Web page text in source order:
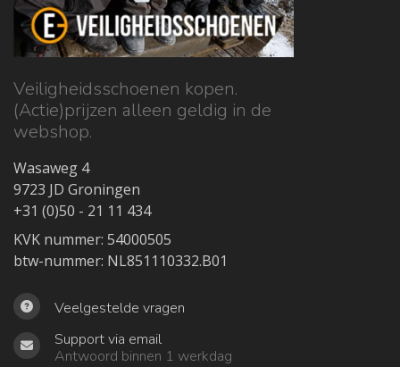
Veiligheidsschoenen kopen.
(Actie)prijzen alleen geldig in de
webshop.
Wasaweg 4
9723 JD Groningen
+31 (0)50 - 21 11 434
KVK nummer: 54000505
btw-nummer: NL851110332.B01
Veelgestelde vragen
Support via email
Antwoord binnen 1 werkdag